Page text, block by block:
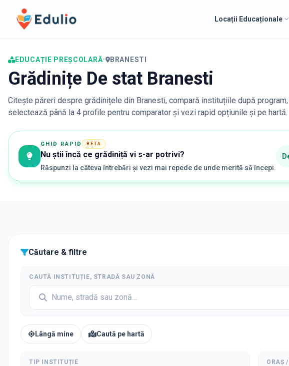
Edulio
Locații Educaționale
EDUCAȚIE PREȘCOLARĂ• BRANESTI
Grădinițe De stat Branesti
Citește păreri despre grădinițele din Branesti, compară instituțiile după
selectează până la 4 profile pentru comparator și vezi rapid opțiunile și pe hartă.
GHID RAPID BETA
Nu știi încă ce grădiniță vi s-ar potrivi?
Răspunzi la câteva întrebări și vezi mai repede de unde merită să începi.
Căutare & filtre
CAUTĂ INSTITUȚIE, STRADĂ SAU ZONĂ
Lângă mine Caută pe hartă
TIP INSTITUȚIE ORAȘ